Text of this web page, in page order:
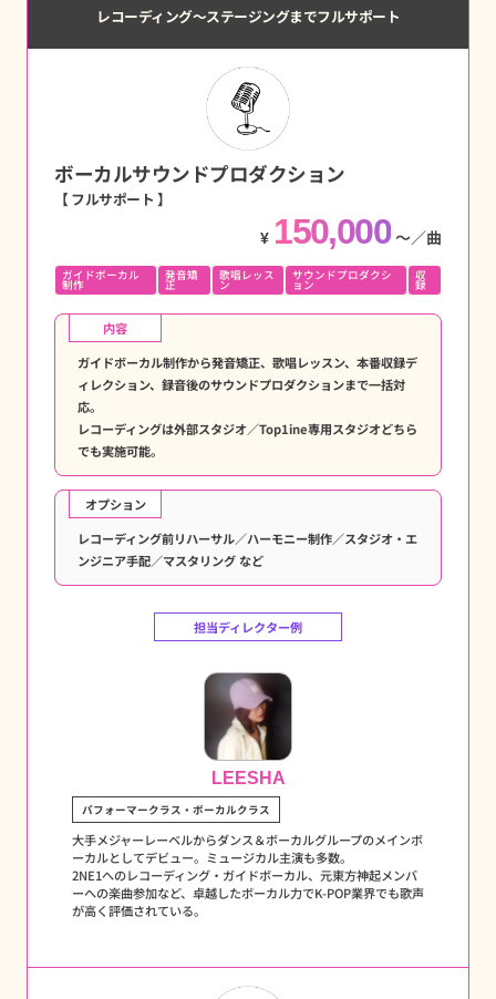
レコーディング〜ステージングまでフルサポート
ボーカルサウンドプロダクション
【 フルサポート 】
¥ 150,000 〜／曲
ガイドボーカル
制作
発音矯
正
歌唱レッス
ン
サウンドプロダクシ
ョン
収
録
内容
ガイドボーカル制作から発音矯正、歌唱レッスン、本番収録デ
ィレクション、録音後のサウンドプロダクションまで一括対
応。
レコーディングは外部スタジオ／Top1ine専用スタジオどちら
でも実施可能。
オプション
レコーディング前リハーサル／ハーモニー制作／スタジオ・エ
ンジニア手配／マスタリング など
担当ディレクター例
LEESHA
パフォーマークラス・ボーカルクラス
大手メジャーレーベルからダンス＆ボーカルグループのメインボ
ーカルとしてデビュー。ミュージカル主演も多数。
2NE1へのレコーディング・ガイドボーカル、元東方神起メンバ
ーへの楽曲参加など、卓越したボーカル力でK-POP業界でも歌声
が高く評価されている。